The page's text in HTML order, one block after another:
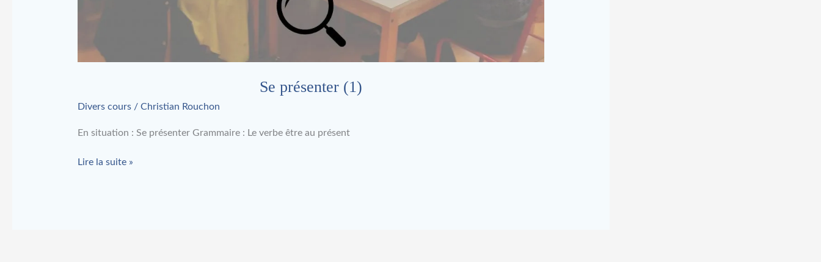
Se présenter (1)
Divers cours/ Christian Rouchon
En situation : Se présenter Grammaire : Le verbe être au présent
Lire la suite »